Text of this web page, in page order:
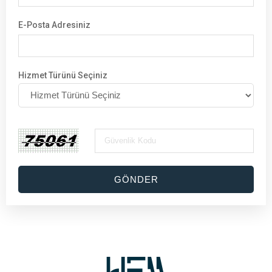
E-Posta Adresiniz
Hizmet Türünü Seçiniz
GÖNDER